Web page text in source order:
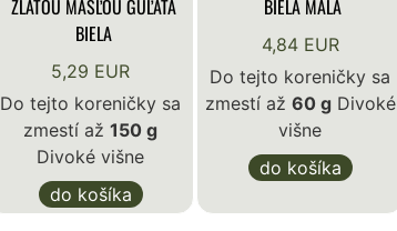
ZLATOU MAŠĽOU GUĽATÁ
BIELA
5,29 EUR
Do tejto koreničky sa
zmestí až 150 g
Divoké višne
do košíka
BIELA MALÁ
4,84 EUR
Do tejto koreničky sa
zmestí až 60 gDivoké
višne
do košíka